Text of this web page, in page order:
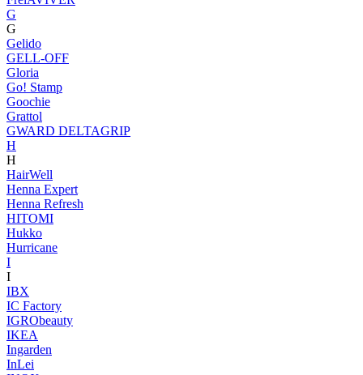
G
G
Gelido
GELL-OFF
Gloria
Go! Stamp
Goochie
Grattol
GWARD DELTAGRIP
H
H
HairWell
Henna Expert
Henna Refresh
HITOMI
Hukko
Hurricane
I
I
IBX
IC Factory
IGRObeauty
IKEA
Ingarden
InLei